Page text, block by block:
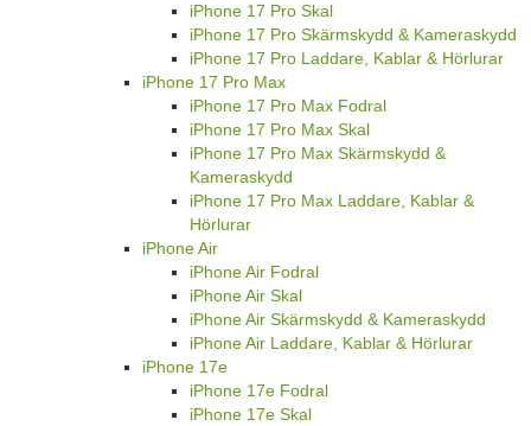
iPhone 17 Pro Skal
iPhone 17 Pro Skärmskydd & Kameraskydd
iPhone 17 Pro Laddare, Kablar & Hörlurar
iPhone 17 Pro Max
iPhone 17 Pro Max Fodral
iPhone 17 Pro Max Skal
iPhone 17 Pro Max Skärmskydd &
Kameraskydd
iPhone 17 Pro Max Laddare, Kablar &
Hörlurar
iPhone Air
iPhone Air Fodral
iPhone Air Skal
iPhone Air Skärmskydd & Kameraskydd
iPhone Air Laddare, Kablar & Hörlurar
iPhone 17e
iPhone 17e Fodral
iPhone 17e Skal